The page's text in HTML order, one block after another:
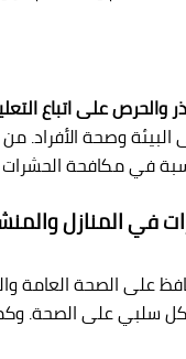
والحرص على اتباع
وصحة الأفراد.
في مكافحة
المنازل
الصحة العامة
سلبي على الصحة.